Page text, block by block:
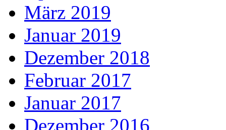
März 2019
Januar 2019
Dezember 2018
Februar 2017
Januar 2017
Dezember 2016